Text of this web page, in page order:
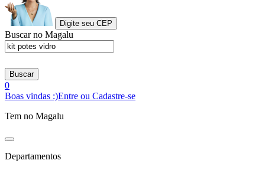
Digite seu CEP
Buscar no Magalu
Buscar
0
Boas vindas :)Entre ou Cadastre-se
Tem no Magalu
Departamentos